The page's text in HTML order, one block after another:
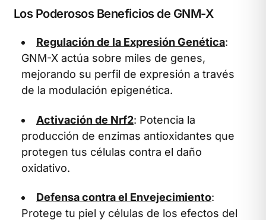
Los Poderosos Beneficios de GNM-X
Regulación de la Expresión Genética:
GNM-X actúa sobre miles de genes,
mejorando su perfil de expresión a través
de la modulación epigenética.
Activación de Nrf2: Potencia la
producción de enzimas antioxidantes que
protegen tus células contra el daño
oxidativo.
Defensa contra el Envejecimiento:
Protege tu piel y células de los efectos del